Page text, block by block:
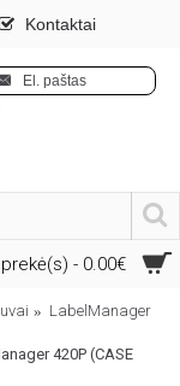
Kontaktai
El. paštas
- 0.00€
LabelManager
420P (CASE